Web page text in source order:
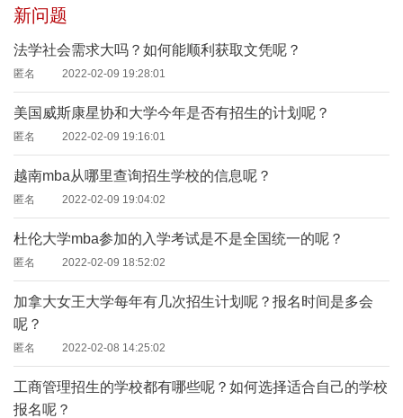
新问题
法学社会需求大吗？如何能顺利获取文凭呢？
匿名 2022-02-09 19:28:01
美国威斯康星协和大学今年是否有招生的计划呢？
匿名 2022-02-09 19:16:01
越南mba从哪里查询招生学校的信息呢？
匿名 2022-02-09 19:04:02
杜伦大学mba参加的入学考试是不是全国统一的呢？
匿名 2022-02-09 18:52:02
加拿大女王大学每年有几次招生计划呢？报名时间是多会
呢？
匿名 2022-02-08 14:25:02
工商管理招生的学校都有哪些呢？如何选择适合自己的学校
报名呢？